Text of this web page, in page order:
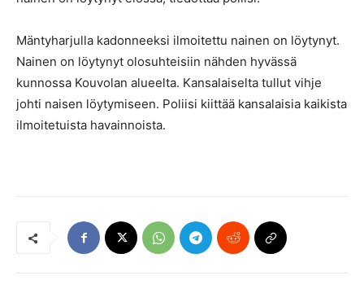
Mäntyharjulla kadonneeksi ilmoitettu nainen on löytynyt.
Nainen on löytynyt olosuhteisiin nähden hyvässä
kunnossa Kouvolan alueelta. Kansalaiselta tullut vihje
johti naisen löytymiseen. Poliisi kiittää kansalaisia kaikista
ilmoitetuista havainnoista.